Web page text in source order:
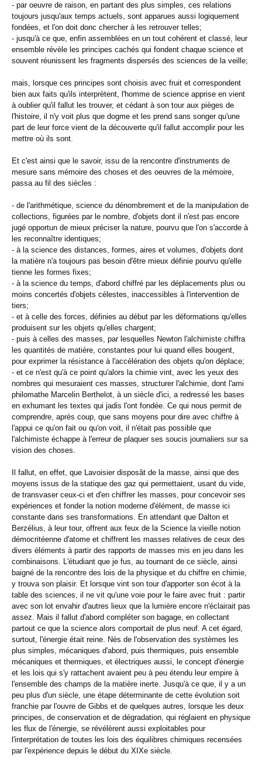
- par oeuvre de raison, en partant des plus simples, ces relations
toujours jusqu'aux temps actuels, sont apparues aussi logiquement
fondées, et l'on doit donc chercher à les retrouver telles;
- jusqu'à ce que, enfin assemblées en un tout cohérent et classé, leur
ensemble révèle les principes cachés qui fondent chaque science et
souvent réunissent les fragments dispersés des sciences de la veille;
mais, lorsque ces principes sont choisis avec fruit et correspondent
bien aux faits qu'ils interprètent, l'homme de science apprise en vient
à oublier qu'il fallut les trouver, et cédant à son tour aux pièges de
l'histoire, il n'y voit plus que dogme et les prend sans songer qu'une
part de leur force vient de la découverte qu'il fallut accomplir pour les
mettre où ils sont.
Et c'est ainsi que le savoir, issu de la rencontre d'instruments de
mesure sans mémoire des choses et des oeuvres de la mémoire,
passa au fil des siècles :
- de l'arithmétique, science du dénombrement et de la manipulation de
collections, figurées par le nombre, d'objets dont il n'est pas encore
jugé opportun de mieux préciser la nature, pourvu que l'on s'accorde à
les reconnaître identiques;
- à la science des distances, formes, aires et volumes, d'objets dont
la matière n'a toujours pas besoin d'être mieux définie pourvu qu'elle
tienne les formes fixes;
- à la science du temps, d'abord chiffré par les déplacements plus ou
moins concertés d'objets célestes, inaccessibles à l'intervention de
tiers;
- et à celle des forces, définies au début par les déformations qu'elles
produisent sur les objets qu'elles chargent;
- puis à celles des masses, par lesquelles Newton l'alchimiste chiffra
les quantités de matière, constantes pour lui quand elles bougent,
pour exprimer la résistance à l'accélération des objets qu'on déplace;
- et ce n'est qu'à ce point qu'alors la chimie vint, avec les yeux des
nombres qui mesuraient ces masses, structurer l'alchimie, dont l'ami
philomathe Marcelin Berthelot, à un siècle d'ici, a redressé les bases
en exhumant les textes qui jadis l'ont fondée. Ce qui nous permit de
comprendre, après coup, que sans moyens pour dire avec chiffre à
l'appui ce qu'on fait ou qu'on voit, il n'était pas possible que
l'alchimiste échappe à l'erreur de plaquer ses soucis journaliers sur sa
vision des choses.
Il fallut, en effet, que Lavoisier disposât de la masse, ainsi que des
moyens issus de la statique des gaz qui permettaient, usant du vide,
de transvaser ceux-ci et d'en chiffrer les masses, pour concevoir ses
expériences et fonder la notion moderne d'élément, de masse ici
constante dans ses transformations. En attendant que Dalton et
Berzélius, à leur tour, offrent aux feux de la Science la vieille notion
démocritéenne d'atome et chiffrent les masses relatives de ceux des
divers éléments à partir des rapports de masses mis en jeu dans les
combinaisons. L'étudiant que je fus, au tournant de ce siècle, ainsi
baigné de la rencontre des lois de la physique et du chiffre en chimie,
y trouva son plaisir. Et lorsque vint son tour d'apporter son écot à la
table des sciences, il ne vit qu'une voie pour le faire avec fruit : partir
avec son lot envahir d'autres lieux que la lumière encore n'éclairait pas
assez. Mais il fallut d'abord compléter son bagage, en collectant
partout ce que la science alors comportait de plus neuf. A cet égard,
surtout, l'énergie était reine. Nés de l'observation des systèmes les
plus simples, mécaniques d'abord, puis thermiques, puis ensemble
mécaniques et thermiques, et électriques aussi, le concept d'énergie
et les lois qui s'y rattachent avaient peu à peu étendu leur empire à
l'ensemble des champs de la matière inerte. Jusqu'à ce que, il y a un
peu plus d'un siècle, une étape déterminante de cette évolution soit
franchie par l'ouvre de Gibbs et de quelques autres, lorsque les deux
principes, de conservation et de dégradation, qui réglaient en physique
les flux de l'énergie, se révélèrent aussi exploitables pour
l'interprétation de toutes les lois des équilibres chimiques recensées
par l'expérience depuis le début du XIXe siècle.